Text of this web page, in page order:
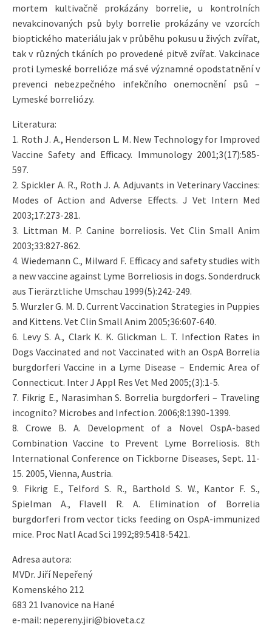
mortem kultivačně prokázány borrelie, u kontrolních
nevakcinovaných psů byly borrelie prokázány ve vzorcích
bioptického materiálu jak v průběhu pokusu u živých zvířat,
tak v různých tkáních po provedené pitvě zvířat. Vakcinace
proti Lymeské borrelióze má své významné opodstatnění v
prevenci nebezpečného infekčního onemocnění psů –
Lymeské borreliózy.
Literatura:
1. Roth J. A., Henderson L. M. New Technology for Improved
Vaccine Safety and Efficacy. Immunology 2001;3(17):585-
597.
2. Spickler A. R., Roth J. A. Adjuvants in Veterinary Vaccines:
Modes of Action and Adverse Effects. J Vet Intern Med
2003;17:273-281.
3. Littman M. P. Canine borreliosis. Vet Clin Small Anim
2003;33:827-862.
4. Wiedemann C., Milward F. Efficacy and safety studies with
a new vaccine against Lyme Borreliosis in dogs. Sonderdruck
aus Tierärztliche Umschau 1999(5):242-249.
5. Wurzler G. M. D. Current Vaccination Strategies in Puppies
and Kittens. Vet Clin Small Anim 2005;36:607-640.
6. Levy S. A., Clark K. K. Glickman L. T. Infection Rates in
Dogs Vaccinated and not Vaccinated with an OspA Borrelia
burgdorferi Vaccine in a Lyme Disease – Endemic Area of
Connecticut. Inter J Appl Res Vet Med 2005;(3):1-5.
7. Fikrig E., Narasimhan S. Borrelia burgdorferi – Traveling
incognito? Microbes and Infection. 2006;8:1390-1399.
8. Crowe B. A. Development of a Novel OspA-based
Combination Vaccine to Prevent Lyme Borreliosis. 8th
International Conference on Tickborne Diseases, Sept. 11-
15. 2005, Vienna, Austria.
9. Fikrig E., Telford S. R., Barthold S. W., Kantor F. S.,
Spielman A., Flavell R. A. Elimination of Borrelia
burgdorferi from vector ticks feeding on OspA-immunized
mice. Proc Natl Acad Sci 1992;89:5418-5421.
Adresa autora:
MVDr. Jiří Nepeřený
Komenského 212
683 21 Ivanovice na Hané
e-mail: nepereny.jiri@bioveta.cz